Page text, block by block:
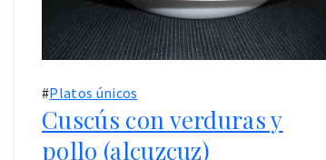
#Platos únicos
Cuscús con verduras y
pollo (alcuzcuz)